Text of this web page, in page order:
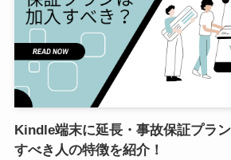
Kindle端末に延長・事故保証プラ
すべき人の特徴を紹介！